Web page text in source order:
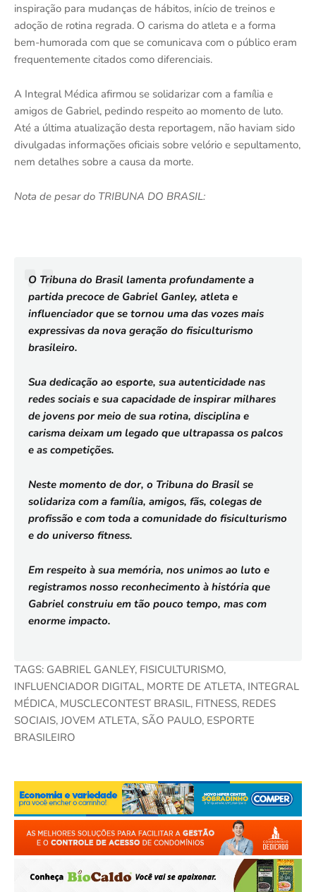
inspiração para mudanças de hábitos, início de treinos e
adoção de rotina regrada. O carisma do atleta e a forma
bem-humorada com que se comunicava com o público eram
frequentemente citados como diferenciais.
A Integral Médica afirmou se solidarizar com a família e
amigos de Gabriel, pedindo respeito ao momento de luto.
Até a última atualização desta reportagem, não haviam sido
divulgadas informações oficiais sobre velório e sepultamento,
nem detalhes sobre a causa da morte.
Nota de pesar do TRIBUNA DO BRASIL:
O Tribuna do Brasil lamenta profundamente a
partida precoce de Gabriel Ganley, atleta e
influenciador que se tornou uma das vozes mais
expressivas da nova geração do fisiculturismo
brasileiro.
Sua dedicação ao esporte, sua autenticidade nas
redes sociais e sua capacidade de inspirar milhares
de jovens por meio de sua rotina, disciplina e
carisma deixam um legado que ultrapassa os palcos
e as competições.
Neste momento de dor, o Tribuna do Brasil se
solidariza com a família, amigos, fãs, colegas de
profissão e com toda a comunidade do fisiculturismo
e do universo fitness.
Em respeito à sua memória, nos unimos ao luto e
registramos nosso reconhecimento à história que
Gabriel construiu em tão pouco tempo, mas com
enorme impacto.
TAGS: GABRIEL GANLEY, FISICULTURISMO,
INFLUENCIADOR DIGITAL, MORTE DE ATLETA, INTEGRAL
MÉDICA, MUSCLECONTEST BRASIL, FITNESS, REDES
SOCIAIS, JOVEM ATLETA, SÃO PAULO, ESPORTE
BRASILEIRO